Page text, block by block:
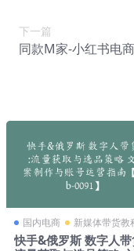
下一篇
同款M家-小红书电
国内电商 新媒体带货教
快手&俄罗斯 数字人带